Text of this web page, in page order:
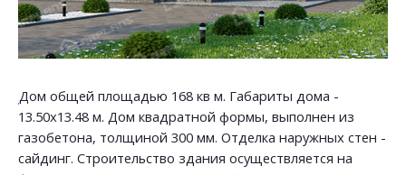
Дом общей площадью 168 кв м. Габариты дома -
13.50х13.48 м. Дом квадратной формы, выполнен из
газобетона, толщиной 300 мм. Отделка наружных стен -
сайдинг. Строительство здания осуществляется на